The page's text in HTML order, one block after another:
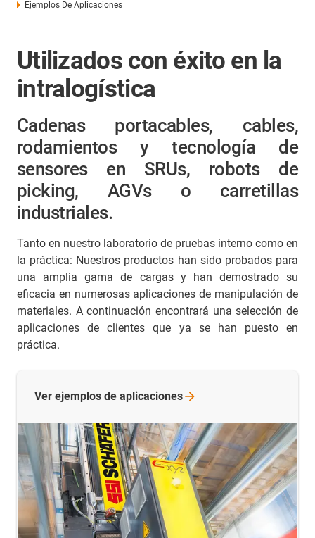
Ejemplos De Aplicaciones
Utilizados con éxito en la
intralogística
Cadenas portacables, cables,
rodamientos y tecnología de
sensores en SRUs, robots de
picking, AGVs o carretillas
industriales.
Tanto en nuestro laboratorio de pruebas interno como en
la práctica: Nuestros productos han sido probados para
una amplia gama de cargas y han demostrado su
eficacia en numerosas aplicaciones de manipulación de
materiales. A continuación encontrará una selección de
aplicaciones de clientes que ya se han puesto en
práctica.
Ver ejemplos de aplicaciones